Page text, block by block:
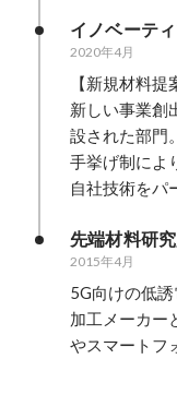
イノベーテ
2020年4月
【新規材料提
新しい事業創
設された部門。
手挙げ制によ
自社技術をパ
先端材料研
2015年4月
5G向けの低
加工メーカー
やスマートフ